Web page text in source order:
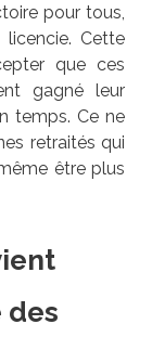
pour tous,
licencie. Cette
que ces
gagné leur
temps. Ce ne
retraités qui
être plus
des